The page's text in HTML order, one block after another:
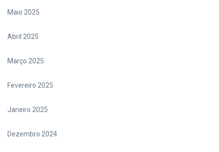
Maio 2025
Abril 2025
Março 2025
Fevereiro 2025
Janeiro 2025
Dezembro 2024